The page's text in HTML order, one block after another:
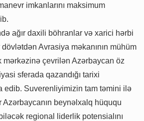
imkanlarını maksimum
ağır daxili böhranlar və xarici hərbi
Avrasiya məkanının mühüm
çevrilən Azərbaycan öz
sferada qazandığı tarixi
edib. Suverenliyimizin tam təmini ilə
beynəlxalq hüququ
regional liderlik potensialını